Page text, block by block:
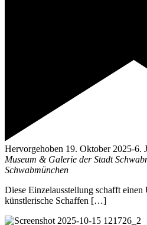
Hervorgehoben 19. Oktober 2025-6.
Museum & Galerie der Stadt
Schwabmünchen
Diese Einzelausstellung schafft
künstlerische Schaffen […]